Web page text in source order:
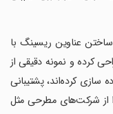
عناوین ریسینگ با
کرده و نمونه دقیقی از
سازی کرده‌اند، پشتیبانی
از شرکت‌های مطرحی مثل